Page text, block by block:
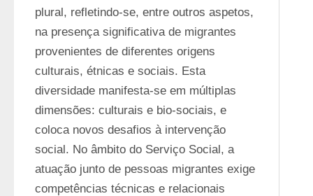
plural, refletindo-se, entre outros aspetos,
na presença significativa de migrantes
provenientes de diferentes origens
culturais, étnicas e sociais. Esta
diversidade manifesta-se em múltiplas
dimensões: culturais e bio-sociais, e
coloca novos desafios à intervenção
social. No âmbito do Serviço Social, a
atuação junto de pessoas migrantes exige
competências técnicas e relacionais